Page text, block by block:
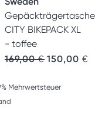
Gepäckträgertasche
CITY BIKEPACK XL
- toffee
169,00€ 150,00 €
Mehrwertsteuer